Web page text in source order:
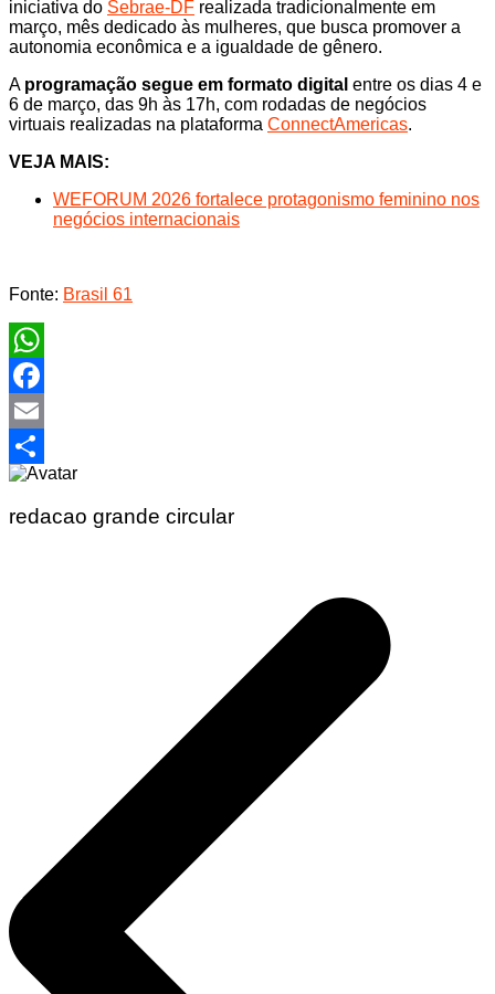
iniciativa do Sebrae-DF realizada tradicionalmente em
março, mês dedicado às mulheres, que busca promover a
autonomia econômica e a igualdade de gênero.
A programação segue em formato digital entre os dias 4 e
6 de março, das 9h às 17h, com rodadas de negócios
virtuais realizadas na plataforma ConnectAmericas.
VEJA MAIS:
WEFORUM 2026 fortalece protagonismo feminino nos
negócios internacionais
Fonte: Brasil 61
WhatsApp
Facebook
Email
Share
redacao grande circular